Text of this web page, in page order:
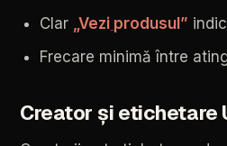
Clar „Vezi produsul”
Frecare minimă între
Creator și etichetare